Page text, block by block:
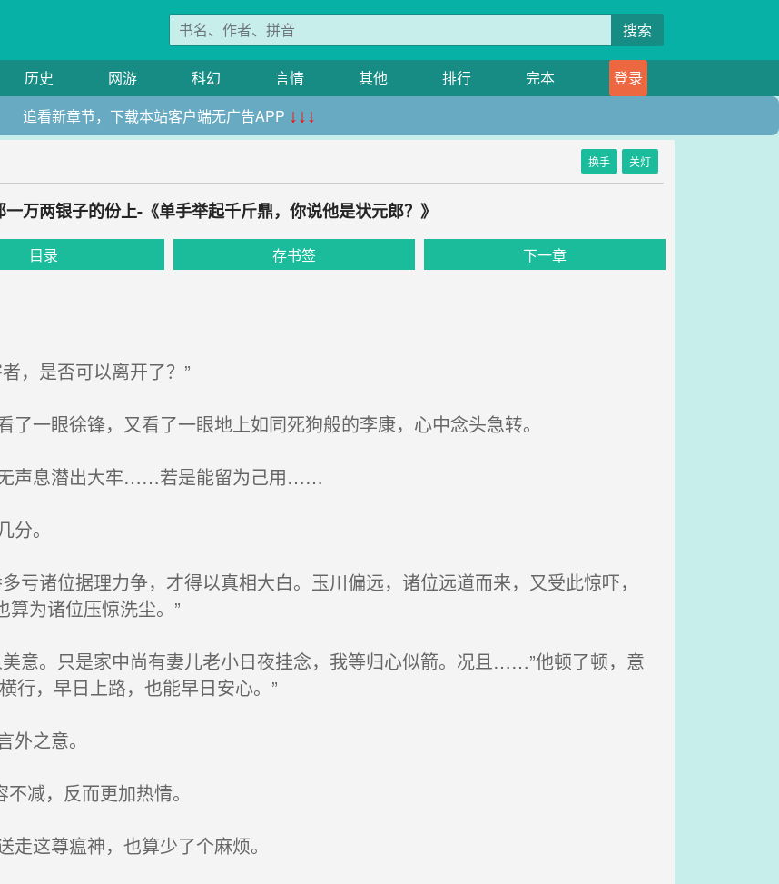
搜索
历史 网游 科幻 言情 其他 排行 完本
登录
追看新章节，下载本站客户端无广告APP ↓↓↓
换手 关灯
万两银子的份上-《单手举起千斤鼎，你说他是状元郎？》
目录 存书签 下一章
，是否可以离开了？”
一眼徐锋，又看了一眼地上如同死狗般的李康，心中念头急转。
声息潜出大牢……若是能留为己用……
。
亏诸位据理力争，才得以真相大白。玉川偏远，诸位远道而来，又受此惊吓，
为诸位压惊洗尘。”
意。只是家中尚有妻儿老小日夜挂念，我等归心似箭。况且……”他顿了顿，意
行，早日上路，也能早日安心。”
之意。
减，反而更加热情。
这尊瘟神，也算少了个麻烦。